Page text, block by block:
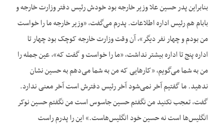
بنابراین پدر حسین علا وزیر خارجه بود خودش رئیس دفتر وزارت خارجه و
بابام هم رئیس اداره اطلاعات. پدرم می‌گفت، «وزیر خارجه ما را خواست
من بودم و چهار نفر دیگر»، آن وقت وزارت خارجه کوچک بود چهار تا
اداره پنج تا اداره بیشتر نداشت، «ما را خواست و گفت که»، عین جمله را
من به شما می‌گویم، «کارهایی که من به شما می‌دهم به حسین نشان
ندهید. ما گفتیم آخر نمی‌شود آخر رئیس دفترش است آخر معنی ندارد.
گفت، تعجب نکنید من نگفتم حسین جاسوس است من نگفتم حسین نوکر
انگلیس‌ها است نه حسین خود انگلیس‌هاست.» این را پدرم راست